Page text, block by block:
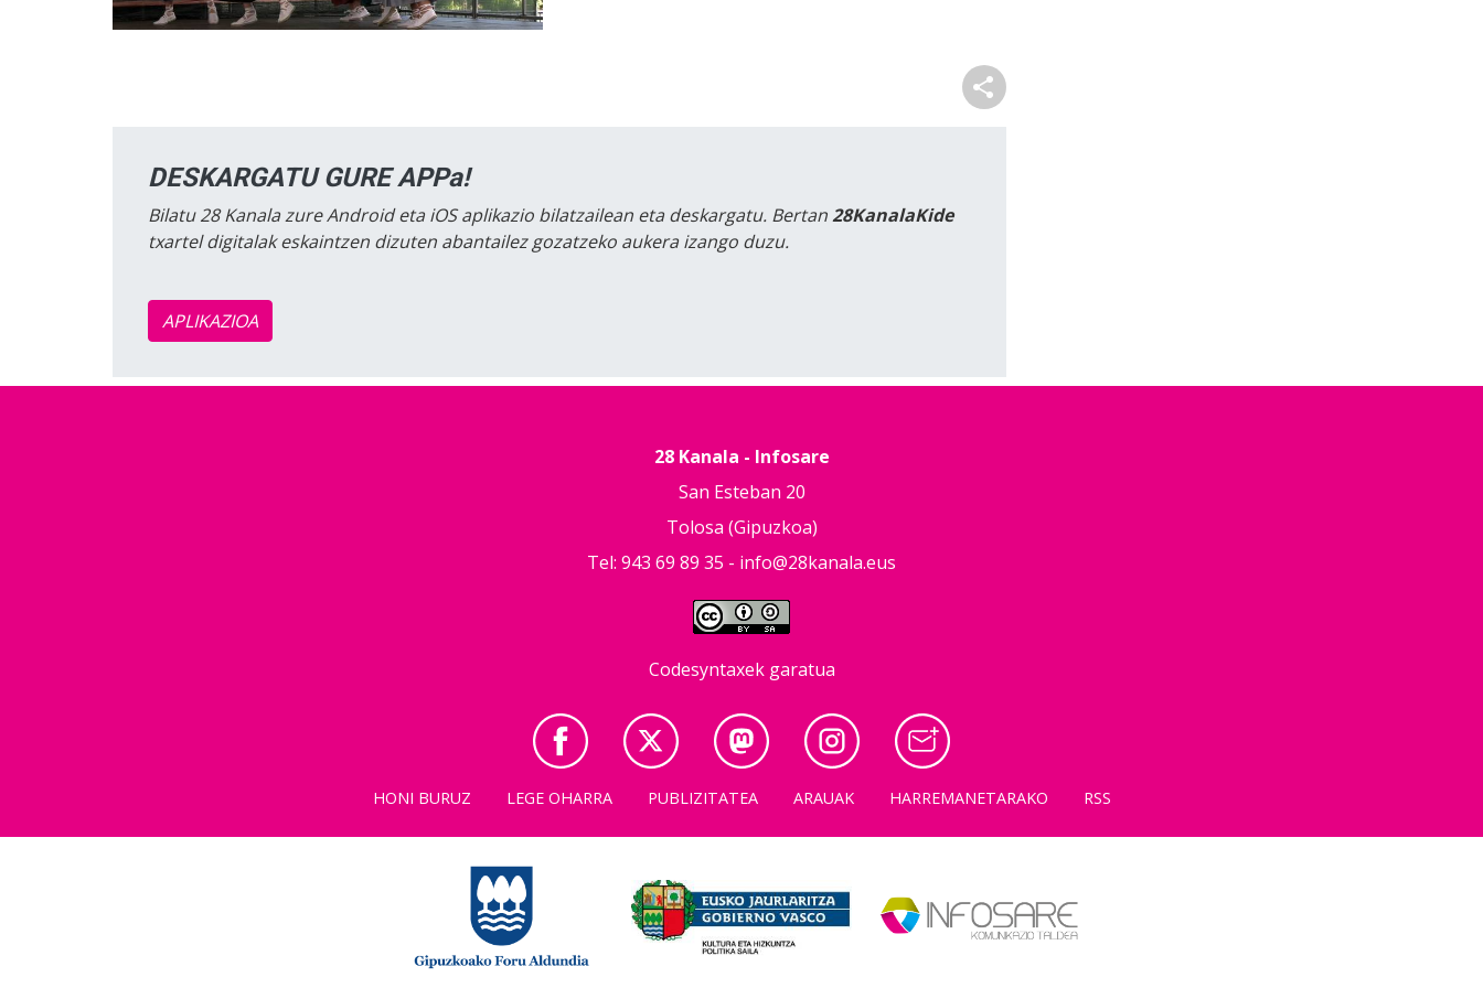
DESKARGATU GURE APPa!
Bilatu 28 Kanala zure Android eta iOS aplikazio bilatzailean eta deskargatu. Bertan28KanalaKide
txartel digitalak eskaintzen dizuten abantailez gozatzeko aukera izango duzu.
APLIKAZIOA
28 Kanala - Infosare
San Esteban 20
Tolosa (Gipuzkoa)
Tel: 943 69 89 35 - info@28kanala.eus
Codesyntaxek garatua
HONI BURUZ LEGE OHARRA PUBLIZITATEA ARAUAK HARREMANETARAKO RSS